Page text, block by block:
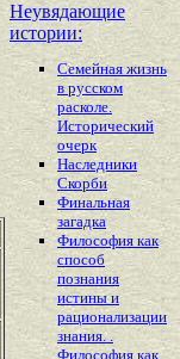
Неувядающие
истории:
Семейная жизнь
в русском
расколе.
Исторический
очерк
Наследники
Скорби
Финальная
загадка
Философия как
способ
познания
истины и
рационализации
знания. .
Философия как